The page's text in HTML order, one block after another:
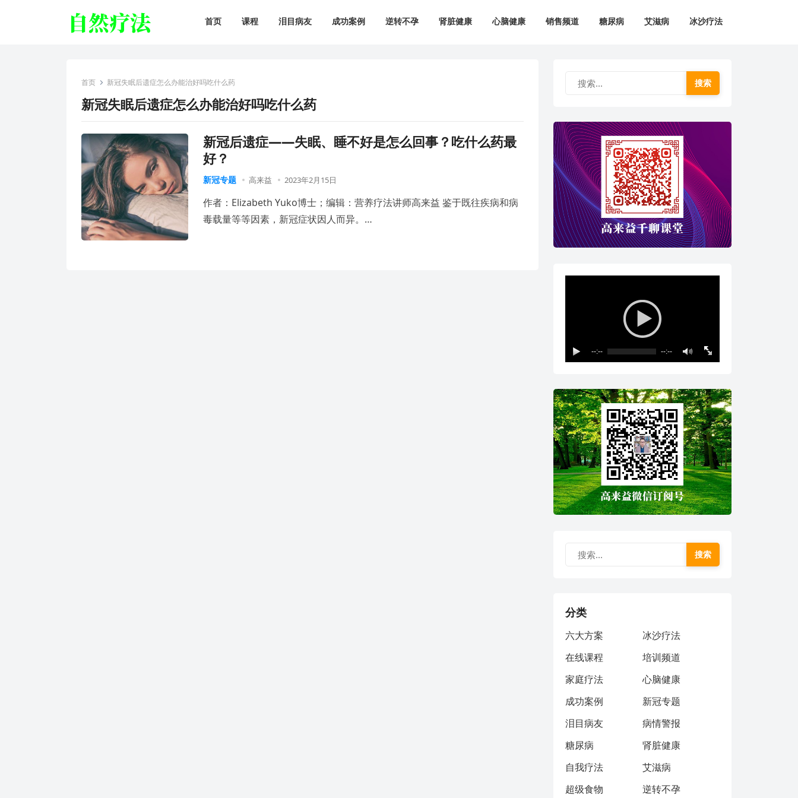
首页 课程 泪目病友 成功案例 逆转不孕 肾脏健康 心脑健康 销售频道 糖尿病 艾滋病 冰沙疗法
首页 新冠失眠后遗症怎么办能治好吗吃什么药
新冠失眠后遗症怎么办能治好吗吃什么药
新冠后遗症——失眠、睡不好是怎么回事？吃什么药最
好？
新冠专题 高来益 2023年2月15日
作者：Elizabeth Yuko博士；编辑：营养疗法讲师高来益 鉴于既往疾病和病
毒载量等等因素，新冠症状因人而异。…
搜索
--:-- --:--
搜索
分类
六大方案
冰沙疗法
在线课程
培训频道
家庭疗法
心脑健康
成功案例
新冠专题
泪目病友
病情警报
糖尿病
肾脏健康
自我疗法
艾滋病
超级食物
逆转不孕